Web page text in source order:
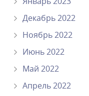
Декабрь 2022
Ноябрь 2022
Июнь 2022
Май 2022
Апрель 2022